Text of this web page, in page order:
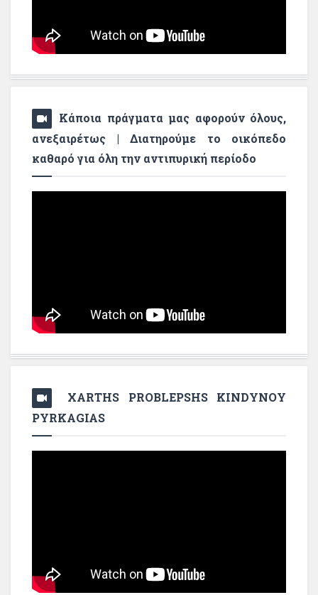
Κάποια πράγματα μας αφορούν όλους,
ανεξαιρέτως | Διατηρούμε το οικόπεδο
καθαρό για όλη την αντιπυρική περίοδο
XARTHS PROBLEPSHS KINDYNOY
PYRKAGIAS